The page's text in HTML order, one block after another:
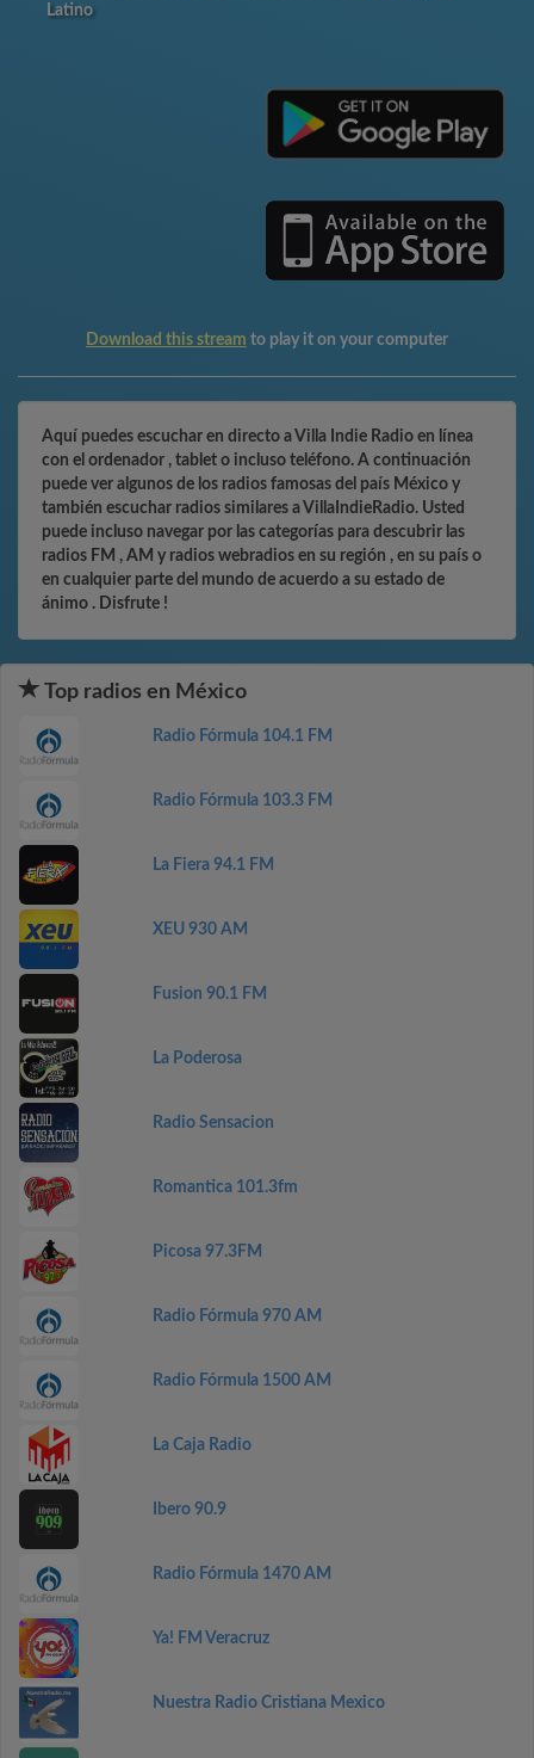
Latino
Download this stream to play it on your computer
Aquí puedes escuchar en directo a Villa Indie Radio en línea
con el ordenador , tablet o incluso teléfono. A continuación
puede ver algunos de los radios famosas del país México y
también escuchar radios similares a VillaIndieRadio. Usted
puede incluso navegar por las categorías para descubrir las
radios FM , AM y radios webradios en su región , en su país o
en cualquier parte del mundo de acuerdo a su estado de
ánimo . Disfrute !
Top radios en México
Radio Fórmula 104.1 FM
Radio Fórmula 103.3 FM
La Fiera 94.1 FM
XEU 930 AM
Fusion 90.1 FM
La Poderosa
Radio Sensacion
Romantica 101.3fm
Picosa 97.3FM
Radio Fórmula 970 AM
Radio Fórmula 1500 AM
La Caja Radio
Ibero 90.9
Radio Fórmula 1470 AM
Ya! FM Veracruz
Nuestra Radio Cristiana Mexico